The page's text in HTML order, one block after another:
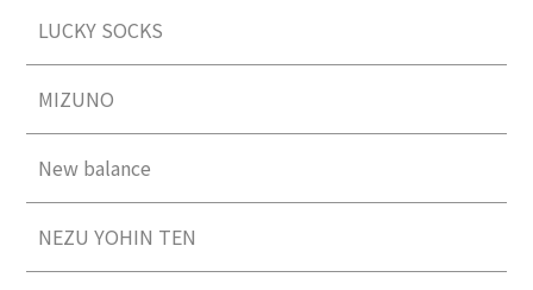
LUCKY SOCKS
MIZUNO
New balance
NEZU YOHIN TEN